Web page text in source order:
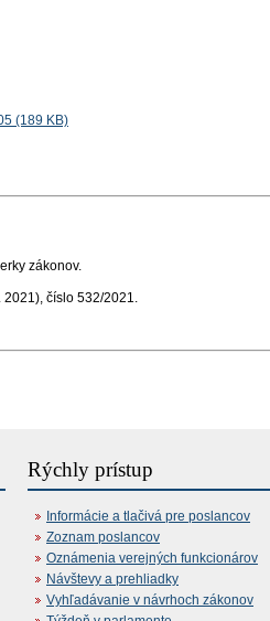
(189 KB)
zákonov.
2021), číslo 532/2021.
Rýchly prístup
Informácie a tlačivá pre poslancov
Zoznam poslancov
Oznámenia verejných funkcionárov
Návštevy a prehliadky
Vyhľadávanie v návrhoch zákonov